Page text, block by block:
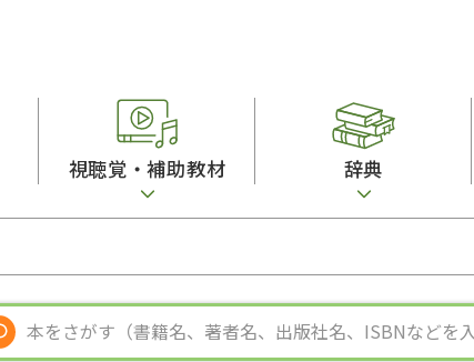
子ども向け
文法
発音・聴解
作文
視聴覚・補助教材
絵本・子ども向け補助 図表
辞典
スペイン語辞典
中国語辞典
ポルトガル語辞典
ロシア語辞
語彙・意味
文章・談話
表記
言語学